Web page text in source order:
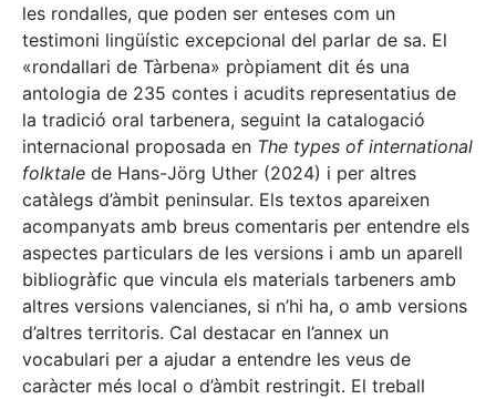
les rondalles, que poden ser enteses com un
testimoni lingüístic excepcional del parlar de sa. El
«rondallari de Tàrbena» pròpiament dit és una
antologia de 235 contes i acudits representatius de
la tradició oral tarbenera, seguint la catalogació
internacional proposada en The types of international
folktale de Hans-Jörg Uther (2024) i per altres
catàlegs d’àmbit peninsular. Els textos apareixen
acompanyats amb breus comentaris per entendre els
aspectes particulars de les versions i amb un aparell
bibliogràfic que vincula els materials tarbeners amb
altres versions valencianes, si n’hi ha, o amb versions
d’altres territoris. Cal destacar en l’annex un
vocabulari per a ajudar a entendre les veus de
caràcter més local o d’àmbit restringit. El treball